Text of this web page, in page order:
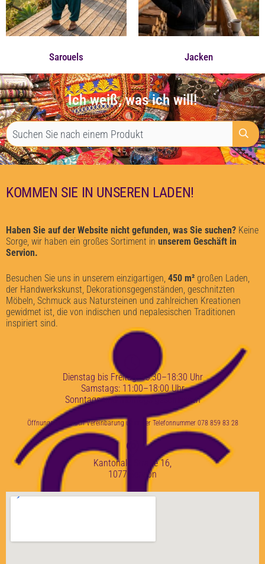
Sarouels Jacken
Ich weiß, was ich will!
KOMMEN SIE IN UNSEREN LADEN!
Haben Sie auf der Website nicht gefunden, was Sie suchen? Keine
Sorge, wir haben ein großes Sortiment in unserem Geschäft in
Servion.
Besuchen Sie uns in unserem einzigartigen, 450 m² großen Laden,
der Handwerkskunst, Dekorationsgegenständen, geschnitzten
Möbeln, Schmuck aus Natursteinen und zahlreichen Kreationen
gewidmet ist, die von indischen und nepalesischen Traditionen
inspiriert sind.
Dienstag bis Freitag: 13:30–18:30 Uhr
Samstags: 11:00–18:00 Uhr
Sonntags und montags geschlossen
Öffnungszeiten nach Vereinbarung unter der Telefonnummer 078 859 83 28
Kantonale Straße 16,
1077 Servion